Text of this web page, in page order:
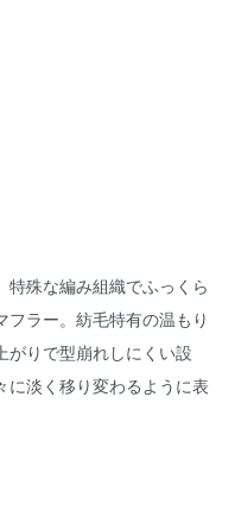
殊な編み組織でふっくら
ラー。紡毛特有の温もり
がりで型崩れしにくい設
に淡く移り変わるように表